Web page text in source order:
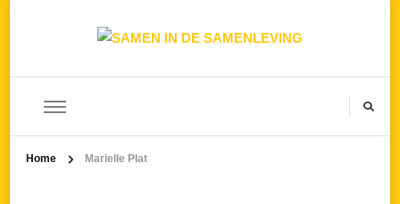
Home Marielle Plat